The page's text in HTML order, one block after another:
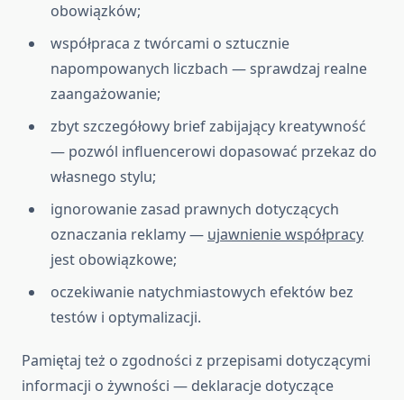
obowiązków;
współpraca z twórcami o sztucznie
napompowanych liczbach — sprawdzaj realne
zaangażowanie;
zbyt szczegółowy brief zabijający kreatywność
— pozwól influencerowi dopasować przekaz do
własnego stylu;
ignorowanie zasad prawnych dotyczących
oznaczania reklamy — ujawnienie współpracy
jest obowiązkowe;
oczekiwanie natychmiastowych efektów bez
testów i optymalizacji.
Pamiętaj też o zgodności z przepisami dotyczącymi
informacji o żywności — deklaracje dotyczące